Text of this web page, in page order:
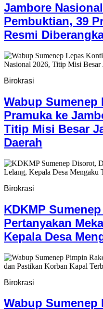
Jambore
Pembuktian, 39
Resmi
Birokrasi
Wabup
Pramuka ke
Titip Misi Besar
Daerah
Birokrasi
KDKMP
Pertanyakan
Kepala Desa
Birokrasi
Wabup Sumenep